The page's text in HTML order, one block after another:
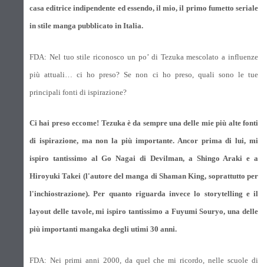
casa editrice indipendente ed essendo, il mio, il primo fumetto seriale
in stile manga pubblicato in Italia.
FDA: Nel tuo stile riconosco un po’ di Tezuka mescolato a influenze
più attuali… ci ho preso? Se non ci ho preso, quali sono le tue
principali fonti di ispirazione?
Ci hai preso eccome! Tezuka è da sempre una delle mie più alte fonti
di ispirazione, ma non la più importante. Ancor prima di lui, mi
ispiro tantissimo al Go Nagai di Devilman, a Shingo Araki e a
Hiroyuki Takei (l'autore del manga di Shaman King, soprattutto per
l'inchiostrazione). Per quanto riguarda invece lo storytelling e il
layout delle tavole, mi ispiro tantissimo a Fuyumi Souryo, una delle
più importanti mangaka degli utimi 30 anni.
FDA: Nei primi anni 2000, da quel che mi ricordo, nelle scuole di